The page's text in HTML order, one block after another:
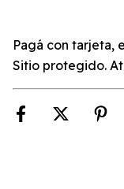
Pagá con tarjeta,
Sitio protegido.